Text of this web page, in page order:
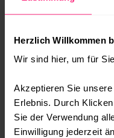
Herzlich Willkommen
Wir sind hier, um für
Akzeptieren Sie
Erlebnis. Durch
Sie der Verwendung
Einwilligung jederzeit
neue
entsprechend
Verwendung von